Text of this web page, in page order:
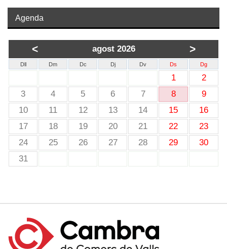
Agenda
< agost 2026 >
Dll Dm Dc Dj Dv Ds Dg
1
2
3
4 5 6 7 8
9
10
11 12 13 14 15
16
17
18 19 20 21 22
23
24
25 26 27 28 29
30
31